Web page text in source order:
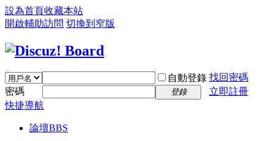
設為首頁收藏本站
開啟輔助訪問 切換到窄版
自動登錄 找回密碼
密碼
登錄
立即註冊
快捷導航
論壇BBS